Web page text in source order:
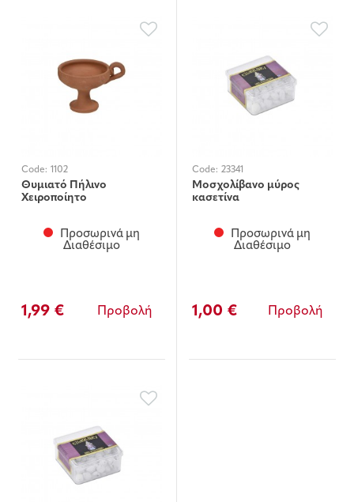
Code: 1102
Θυμιατό Πήλινο
Χειροποίητο
Προσωρινά μη
Διαθέσιμο
1,99 € Προβολή
Code: 23341
Μοσχολίβανο μύρος
κασετίνα
Προσωρινά μη
Διαθέσιμο
1,00 € Προβολή